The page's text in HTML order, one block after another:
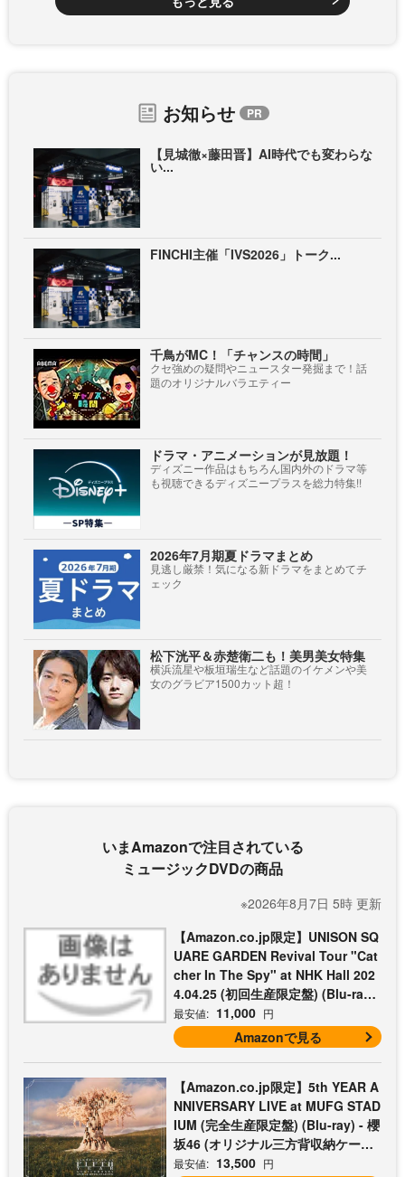
お知らせ
【見城徹×藤田晋】AI時代でも変わらな
い...
FINCHI主催「IVS2026」トーク...
千鳥がMC！「チャンスの時間」
クセ強めの疑問やニュースター発掘まで！話
題のオリジナルバラエティー
ドラマ・アニメーションが見放題！
ディズニー作品はもちろん国内外のドラマ等
も視聴できるディズニープラスを総力特集!!
2026年7月期夏ドラマまとめ
見逃し厳禁！気になる新ドラマをまとめてチ
ェック
松下洸平＆赤楚衛二も！美男美女特集
横浜流星や板垣瑞生など話題のイケメンや美
女のグラビア1500カット超！
いまAmazonで注目されている
ミュージックDVDの商品
※2026年8月7日 5時 更新
【Amazon.co.jp限定】UNISON SQ
UARE GARDEN Revival Tour "Cat
cher In The Spy" at NHK Hall 202
4.04.25 (初回生産限定盤) (Blu-ray)
- UNISON SQUARE GARDEN (コッ
トン巾着付)
最安値: 11,000 円
Amazonで見る
【Amazon.co.jp限定】5th YEAR A
NNIVERSARY LIVE at MUFG STAD
IUM (完全生産限定盤) (Blu-ray) - 櫻
坂46 (オリジナル三方背収納ケース
付)
最安値: 13,500 円